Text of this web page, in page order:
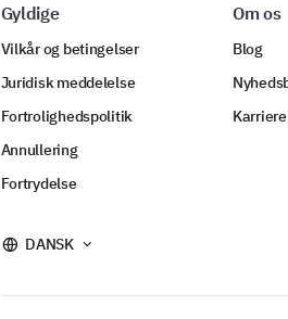
Gyldige
Vilkår og betingelser
Juridisk meddelelse
Fortrolighedspolitik
Annullering
Fortrydelse
Om os
Blog
Karriere
DANSK